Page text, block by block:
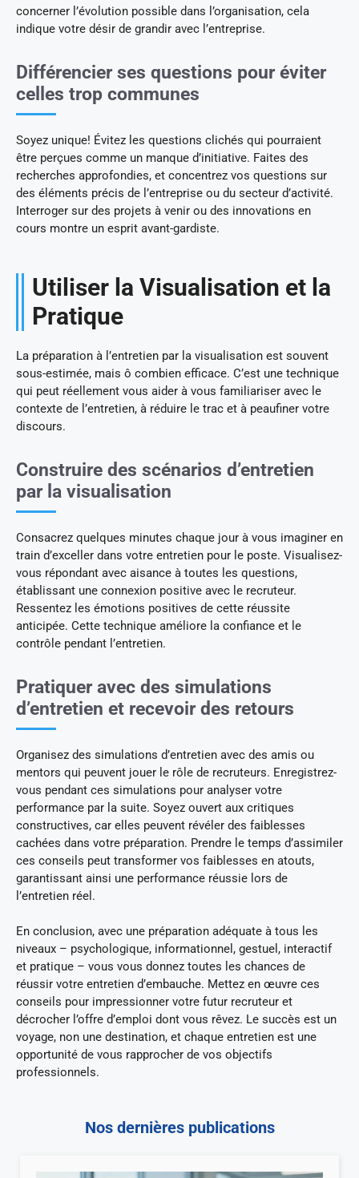
concerner l’évolution possible dans l’organisation, cela
indique votre désir de grandir avec l’entreprise.
Différencier ses questions pour éviter
celles trop communes
Soyez unique! Évitez les questions clichés qui pourraient
être perçues comme un manque d’initiative. Faites des
recherches approfondies, et concentrez vos questions sur
des éléments précis de l’entreprise ou du secteur d’activité.
Interroger sur des projets à venir ou des innovations en
cours montre un esprit avant-gardiste.
Utiliser la Visualisation et la
Pratique
La préparation à l’entretien par la visualisation est souvent
sous-estimée, mais ô combien efficace. C’est une technique
qui peut réellement vous aider à vous familiariser avec le
contexte de l’entretien, à réduire le trac et à peaufiner votre
discours.
Construire des scénarios d’entretien
par la visualisation
Consacrez quelques minutes chaque jour à vous imaginer en
train d’exceller dans votre entretien pour le poste. Visualisez-
vous répondant avec aisance à toutes les questions,
établissant une connexion positive avec le recruteur.
Ressentez les émotions positives de cette réussite
anticipée. Cette technique améliore la confiance et le
contrôle pendant l’entretien.
Pratiquer avec des simulations
d’entretien et recevoir des retours
Organisez des simulations d’entretien avec des amis ou
mentors qui peuvent jouer le rôle de recruteurs. Enregistrez-
vous pendant ces simulations pour analyser votre
performance par la suite. Soyez ouvert aux critiques
constructives, car elles peuvent révéler des faiblesses
cachées dans votre préparation. Prendre le temps d’assimiler
ces conseils peut transformer vos faiblesses en atouts,
garantissant ainsi une performance réussie lors de
l’entretien réel.
En conclusion, avec une préparation adéquate à tous les
niveaux – psychologique, informationnel, gestuel, interactif
et pratique – vous vous donnez toutes les chances de
réussir votre entretien d’embauche. Mettez en œuvre ces
conseils pour impressionner votre futur recruteur et
décrocher l’offre d’emploi dont vous rêvez. Le succès est un
voyage, non une destination, et chaque entretien est une
opportunité de vous rapprocher de vos objectifs
professionnels.
Nos dernières publications